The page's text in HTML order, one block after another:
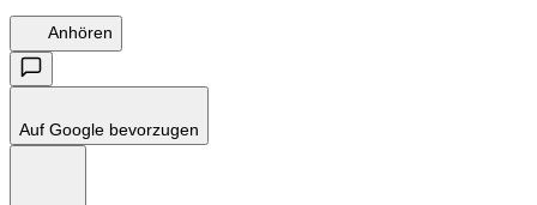
Anhören
Auf Google bevorzugen